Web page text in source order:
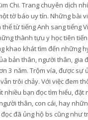
Chi. Trang chuyên dịch
tờ báo uy tín. Những bài
từ tiếng Anh sang tiếng
thành tựu y học tiên
khao khát tìm đến những
bản thân, người thân, gia
3 năm. Trộm vía, được sự
trôi chảy. Với việc đem
nhiều bạn đọc tìm hiểu,
thân, con cái, hay
đã ủng hộ bs cũng như